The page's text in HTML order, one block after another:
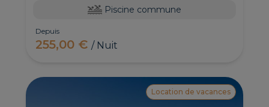
Piscine commune
Depuis
255,00 €/ Nuit
Location de vacances